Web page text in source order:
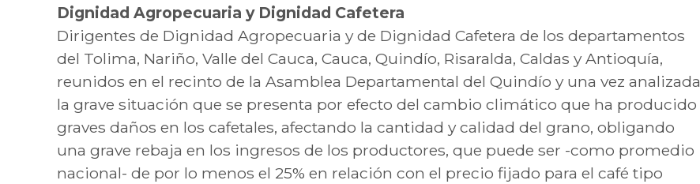
Dignidad Agropecuaria y Dignidad Cafetera
Dirigentes de Dignidad Agropecuaria y de Dignidad Cafetera de los departamentos
del Tolima, Nariño, Valle del Cauca, Cauca, Quindío, Risaralda, Caldas y Antioquía,
reunidos en el recinto de la Asamblea Departamental del Quindío y una vez analizada
la grave situación que se presenta por efecto del cambio climático que ha producido
graves daños en los cafetales, afectando la cantidad y calidad del grano, obligando
una grave rebaja en los ingresos de los productores, que puede ser -como promedio
nacional- de por lo menos el 25% en relación con el precio fijado para el café tipo